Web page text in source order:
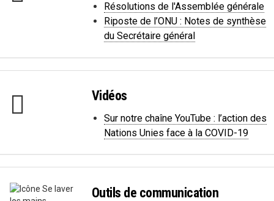
Résolutions de l'Assemblée générale
Riposte de l’ONU : Notes de synthèse
du Secrétaire général
Vidéos
Sur notre chaîne YouTube : l’action des
Nations Unies face à la COVID-19
Outils de communication